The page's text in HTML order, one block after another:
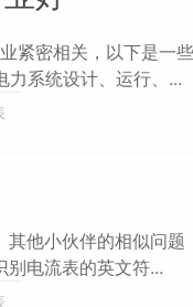
紧密相关，以下是一
力系统设计、运行、...
其他小伙伴的相似问
电流表的英文符...